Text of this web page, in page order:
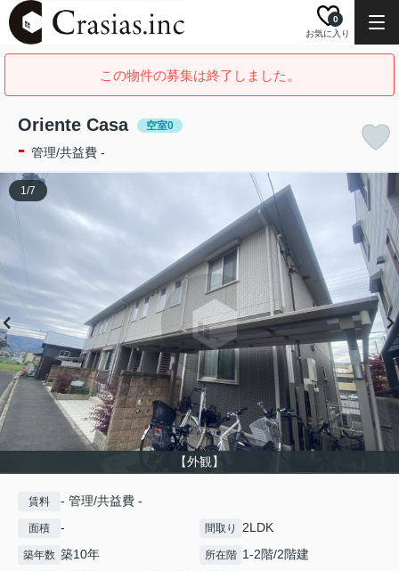
お気に入り
0
この物件の募集は終了しました。
Oriente Casa 空室0
- 管理/共益費 -
【外観】
1/7
賃料 - 管理/共益費 -
面積 - 間取り 2LDK
築年数 築10年 所在階 1-2階/2階建